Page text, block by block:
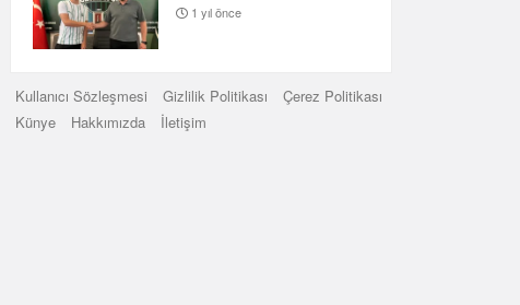
1 yıl önce
Kullanıcı Sözleşmesi Gizlilik Politikası
Çerez Politikası
Künye
Hakkımızda İletişim